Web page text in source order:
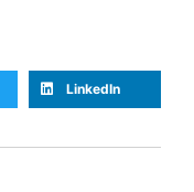
LinkedIn